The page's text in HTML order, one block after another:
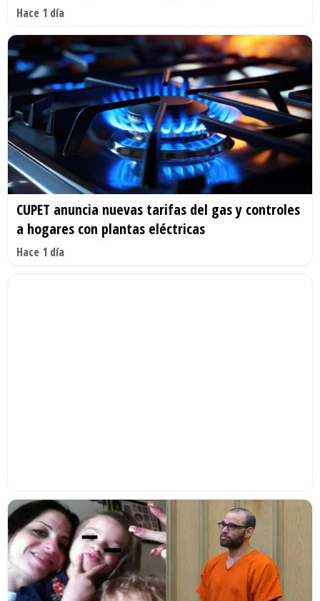
Hace 1 día
CUPET anuncia nuevas tarifas del gas y controles
a hogares con plantas eléctricas
Hace 1 día